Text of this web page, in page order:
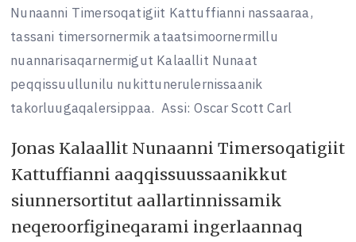
Nunaanni Timersoqatigiit Kattuffianni nassaaraa,
tassani timersornermik ataatsimoornermillu
nuannarisaqarnermigut Kalaallit Nunaat
peqqissuullunilu nukittunerulernissaanik
takorluugaqalersippaa. Assi: Oscar Scott Carl
Jonas Kalaallit Nunaanni Timersoqatigiit
Kattuffianni aaqqissuussaanikkut
siunnersortitut aallartinnissamik
neqeroorfigineqarami ingerlaannaq